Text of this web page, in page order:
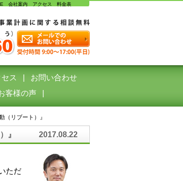
会社案内 アクセス 料金表
ス
お問い合わせ
客様の声
リブート）』
ト）』 2017.08.22
ただ